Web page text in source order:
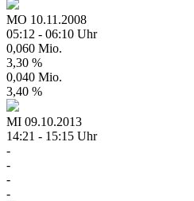
MO 10.11.2008
05:12 - 06:10 Uhr
0,060 Mio.
3,30 %
0,040 Mio.
3,40 %
MI 09.10.2013
14:21 - 15:15 Uhr
-
-
-
-